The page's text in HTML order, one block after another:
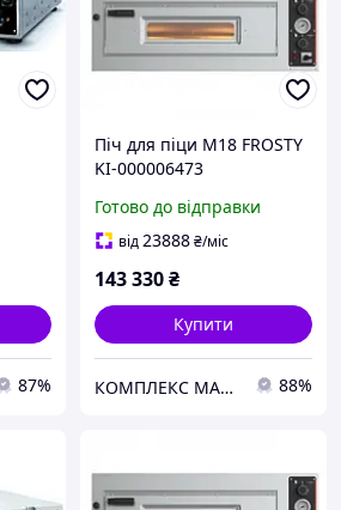
87%
Піч для піци M18 FROSTY
KI-000006473
Готово до відправки
від23888₴/міс
143 330₴
Купити
КОМПЛЕКС МАРКЕТ 88%